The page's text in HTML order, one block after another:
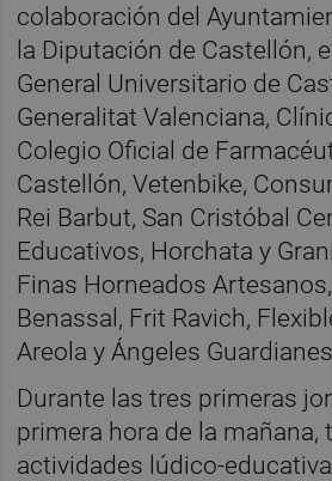
colaboración del
la Diputación de Castellón,
General Universitario de
Generalitat Valenciana,
Colegio Oficial de
Castellón, Vetenbike,
Rei Barbut, San Cristóbal
Educativos, Horchata y
Finas Horneados
Benassal, Frit Ravich,
Areola y Ángeles
Durante las tres primeras
primera hora de la mañana,
actividades lúdico-